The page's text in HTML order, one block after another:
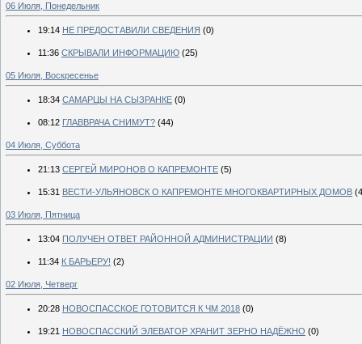
06 Июля, Понедельник
19:14 НЕ ПРЕДОСТАВИЛИ СВЕДЕНИЯ (0)
11:36 СКРЫВАЛИ ИНФОРМАЦИЮ (25)
05 Июля, Воскресенье
18:34 САМАРЦЫ НА СЫЗРАНКЕ (0)
08:12 ГЛАВВРАЧА СНИМУТ? (44)
04 Июля, Суббота
21:13 СЕРГЕЙ МИРОНОВ О КАПРЕМОНТЕ (5)
15:31 ВЕСТИ-УЛЬЯНОВСК О КАПРЕМОНТЕ МНОГОКВАРТИРНЫХ ДОМОВ
03 Июля, Пятница
13:04 ПОЛУЧЕН ОТВЕТ РАЙОННОЙ АДМИНИСТРАЦИИ (8)
11:34 К БАРЬЕРУ! (2)
02 Июля, Четверг
20:28 НОВОСПАССКОЕ ГОТОВИТСЯ К ЧМ 2018 (0)
19:21 НОВОСПАССКИЙ ЭЛЕВАТОР ХРАНИТ ЗЕРНО НАДЁЖНО (0)